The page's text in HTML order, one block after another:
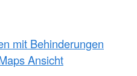
mit Behinderungen
Ansicht